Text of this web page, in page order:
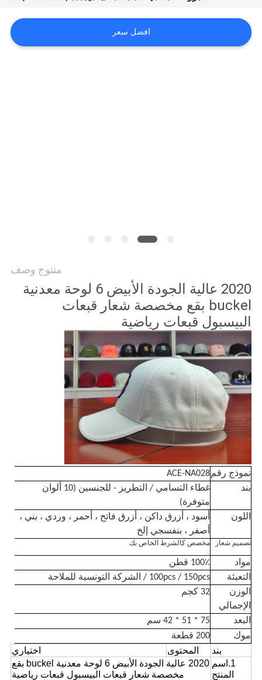
أخبار
افضل سعر
منتوج وصف
2020 عالية الجودة الأبيض 6 لوحة معدنية
buckel بقع مخصصة شعار قبعات
البيسبول قبعات رياضية
نموذج رقمACE-NA028
بند
غطاء التسامي / التطريز - للجنسين (10 ألوان
متوفرة)
اللون
أسود ، أزرق داكن ، أزرق فاتح ، أحمر ، وردي ، بني ،
أصفر ، بنفسجي إلخ
تصميم شعار مخصص كالشرط الخاص بك
مواد
100٪ قطن
التعبئة
100pcs / 150pcs / الشركة التونسية للملاحة
الوزن
الإجمالي
32 كجم
البعد
75 * 51 * 42 سم
موك
200 قطعة
بند المحتوى
اختياري
1.اسم
المنتج
2020 عالية الجودة الأبيض 6 لوحة معدنية buckel بقع
مخصصة شعار قبعات البيسبول قبعات رياضية